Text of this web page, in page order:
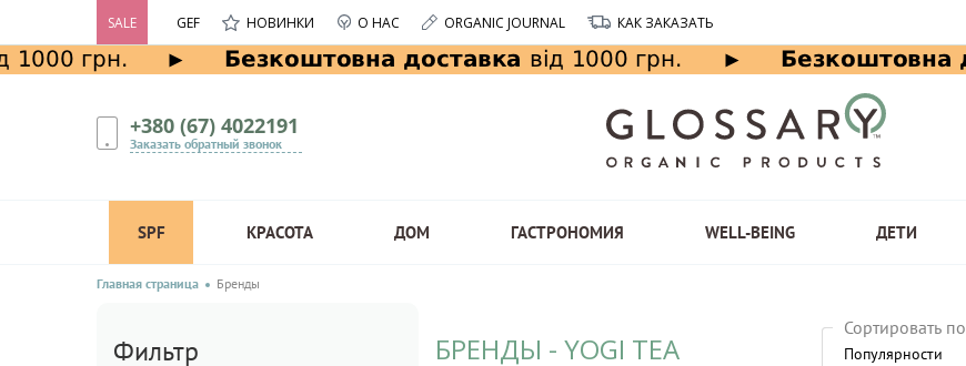
SALE GEF НОВИНКИ О НАС ORGANIC JOURNAL КАК ЗАКАЗАТЬ
+380 (67) 4022191
Заказать обратный звонок
SPF КРАСОТА ДОМ ГАСТРОНОМИЯ WELL-BEING ДЕТИ
Главная страница Бренды
Фильтр БРЕНДЫ - YOGI TEA
Сортировать по
Популярности